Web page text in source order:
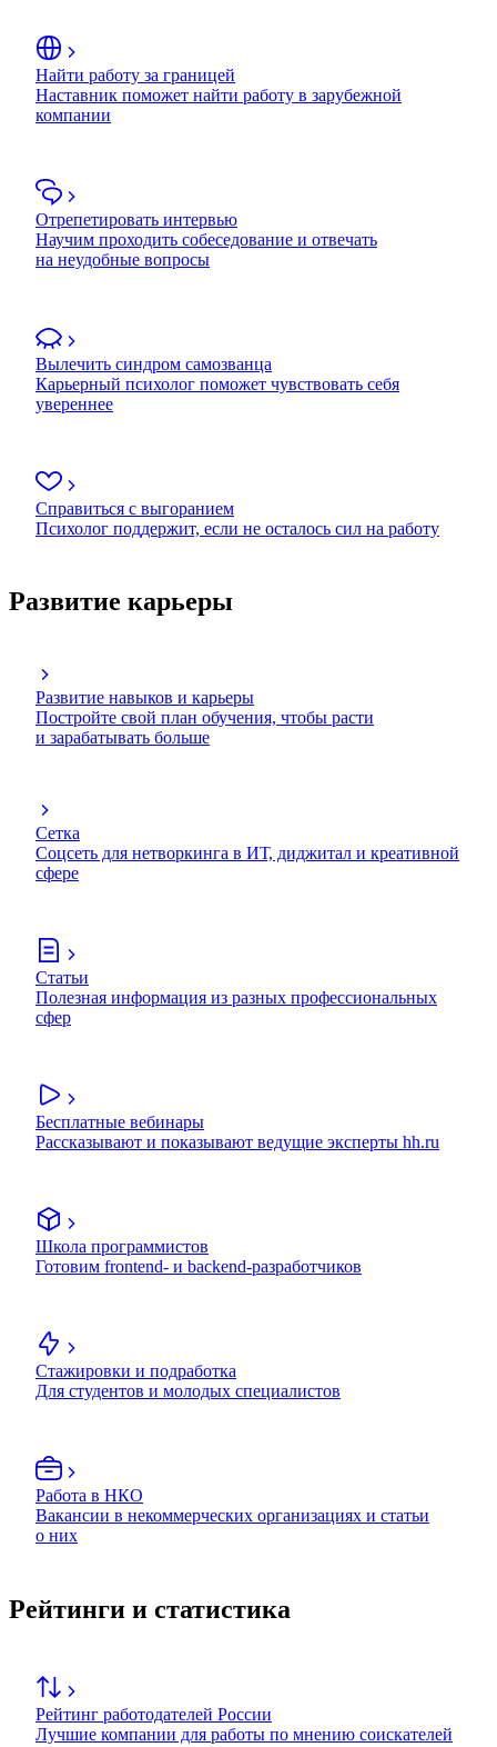
Найти работу за границей
Наставник поможет найти работу в зарубежной
компании
Отрепетировать интервью
Научим проходить собеседование и отвечать
на неудобные вопросы
Вылечить синдром самозванца
Карьерный психолог поможет чувствовать себя
увереннее
Справиться с выгоранием
Психолог поддержит, если не осталось сил на работу
Развитие карьеры
Развитие навыков и карьеры
Постройте свой план обучения, чтобы расти
и зарабатывать больше
Сетка
Соцсеть для нетворкинга в ИТ, диджитал и креативной
сфере
Статьи
Полезная информация из разных профессиональных
сфер
Бесплатные вебинары
Рассказывают и показывают ведущие эксперты hh.ru
Школа программистов
Готовим frontend- и backend-разработчиков
Стажировки и подработка
Для студентов и молодых специалистов
Работа в НКО
Вакансии в некоммерческих организациях и статьи
о них
Рейтинги и статистика
Рейтинг работодателей России
Лучшие компании для работы по мнению соискателей